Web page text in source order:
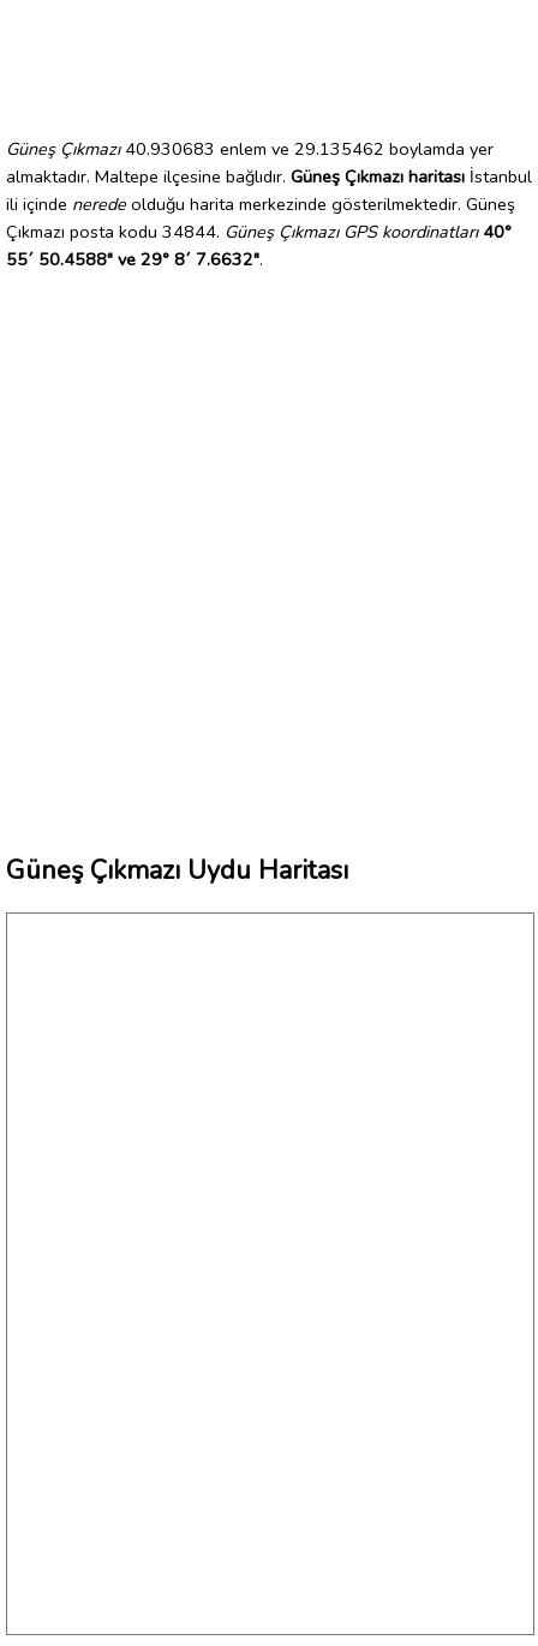
Güneş Çıkmazı40.930683 enlem ve 29.135462 boylamda yer
almaktadır. Maltepe ilçesine bağlıdır. Güneş Çıkmazı haritası İstanbul
ili içinde nerede olduğu harita merkezinde gösterilmektedir. Güneş
Çıkmazı posta kodu 34844. Güneş Çıkmazı GPS koordinatları 40°
55´ 50.4588" ve 29° 8´ 7.6632".
Güneş Çıkmazı Uydu Haritası